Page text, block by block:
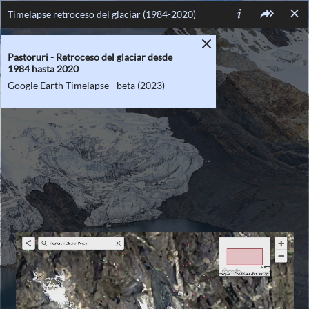
ES
ES
FR
Timelapse retroceso del glaciar (1984-2020)
Pastoruri - Retroceso del glaciar desde
1984 hasta 2020
Google Earth Timelapse - beta (2023)